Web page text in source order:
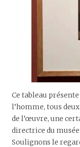
Ce tableau
l’homme, tous
de l’œuvre, une
directrice du
Soulignons le